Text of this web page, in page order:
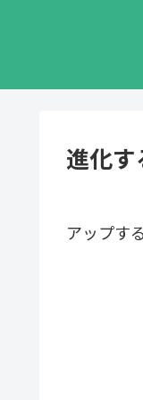
進化
アップす